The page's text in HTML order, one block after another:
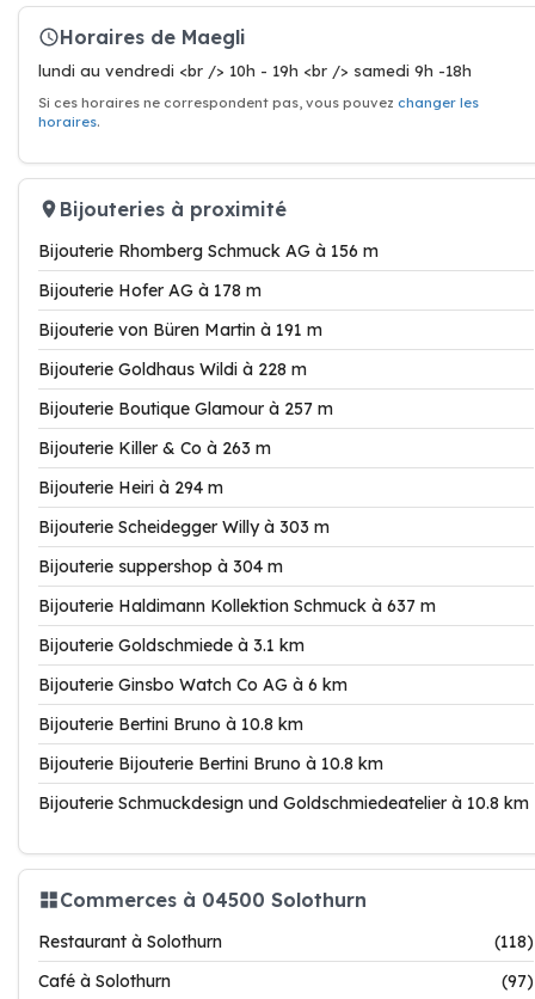
Horaires de Maegli
lundi au vendredi <br /> 10h - 19h <br /> samedi 9h -18h
Si ces horaires ne correspondent pas, vous pouvez changer les
horaires.
Bijouteries à proximité
Bijouterie Rhomberg Schmuck AG à 156 m
Bijouterie Hofer AG à 178 m
Bijouterie von Büren Martin à 191 m
Bijouterie Goldhaus Wildi à 228 m
Bijouterie Boutique Glamour à 257 m
Bijouterie Killer & Co à 263 m
Bijouterie Heiri à 294 m
Bijouterie Scheidegger Willy à 303 m
Bijouterie suppershop à 304 m
Bijouterie Haldimann Kollektion Schmuck à 637 m
Bijouterie Goldschmiede à 3.1 km
Bijouterie Ginsbo Watch Co AG à 6 km
Bijouterie Bertini Bruno à 10.8 km
Bijouterie Bijouterie Bertini Bruno à 10.8 km
Bijouterie Schmuckdesign und Goldschmiedeatelier à 10.8 km
Commerces à 04500 Solothurn
Restaurant à Solothurn
(118)
Café à Solothurn
(97)